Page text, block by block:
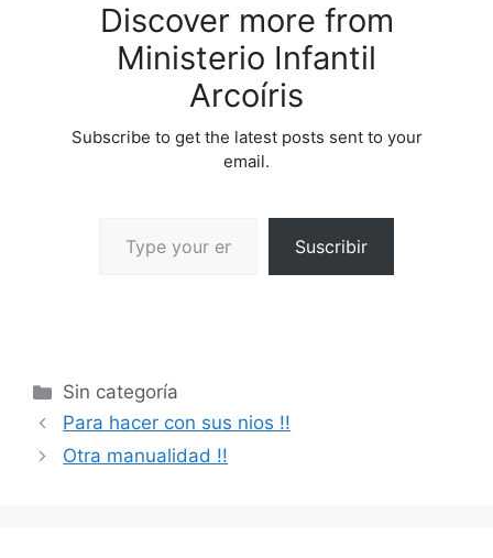
Discover more from
Ministerio Infantil
Arcoíris
Subscribe to get the latest posts sent to your
email.
Suscribir
Sin categoría
Para hacer con sus nios !!
Otra manualidad !!